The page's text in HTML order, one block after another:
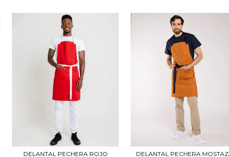
DELANTAL PECHERA ROJO DELANTAL PECHERA